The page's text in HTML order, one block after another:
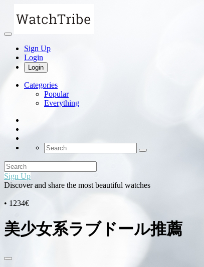
Sign Up
Login
Login
Categories
Popular
Everything
Sign Up
Discover and share the most beautiful watches
• 1234€
美少女系ラブドール推薦